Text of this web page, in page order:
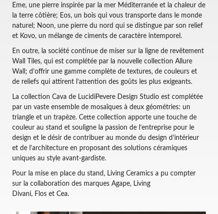
Eme, une pierre inspirée par la mer Méditerranée et la chaleur de
la terre côtière; Eos, un bois qui vous transporte dans le monde
naturel; Noon, une pierre du nord qui se distingue par son relief
et Kovo, un mélange de ciments de caractère intemporel.
En outre, la société continue de miser sur la ligne de revêtement
Wall Tiles, qui est complétée par la nouvelle collection Allure
Wall; d’offrir une gamme complète de textures, de couleurs et
de reliefs qui attirent l’attention des goûts les plus exigeants.
La collection Cava de LucidiPevere Design Studio est complétée
par un vaste ensemble de mosaïques à deux géométries: un
triangle et un trapèze. Cette collection apporte une touche de
couleur au stand et souligne la passion de l’entreprise pour le
design et le désir de contribuer au monde du design d’intérieur
et de l’architecture en proposant des solutions céramiques
uniques au style avant-gardiste.
Pour la mise en place du stand, Living Ceramics a pu compter
sur la collaboration des marques Agape, Living
Divani, Flos et Cea.